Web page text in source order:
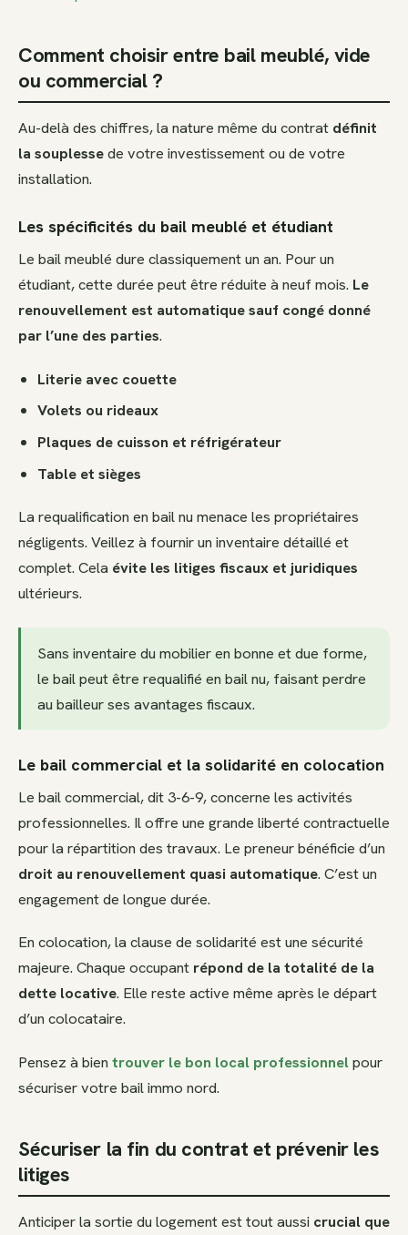
Comment choisir entre bail meublé, vide
ou commercial ?
Au-delà des chiffres, la nature même du contrat définit
la souplessede votre investissement ou de votre
installation.
Les spécificités du bail meublé et étudiant
Le bail meublé dure classiquement un an. Pour un
étudiant, cette durée peut être réduite à neuf mois. Le
renouvellement est automatique sauf congé donné
par l’une des parties.
Literie avec couette
Volets ou rideaux
Plaques de cuisson et réfrigérateur
Table et sièges
La requalification en bail nu menace les propriétaires
négligents. Veillez à fournir un inventaire détaillé et
complet. Cela évite les litiges fiscaux et juridiques
ultérieurs.
Sans inventaire du mobilier en bonne et due forme,
le bail peut être requalifié en bail nu, faisant perdre
au bailleur ses avantages fiscaux.
Le bail commercial et la solidarité en colocation
Le bail commercial, dit 3-6-9, concerne les activités
professionnelles. Il offre une grande liberté contractuelle
pour la répartition des travaux. Le preneur bénéficie d’un
droit au renouvellement quasi automatique. C’est un
engagement de longue durée.
En colocation, la clause de solidarité est une sécurité
majeure. Chaque occupant répond de la totalité de la
dette locative. Elle reste active même après le départ
d’un colocataire.
Pensez à bien trouver le bon local professionnelpour
sécuriser votre bail immo nord.
Sécuriser la fin du contrat et prévenir les
litiges
Anticiper la sortie du logement est tout aussi crucial que